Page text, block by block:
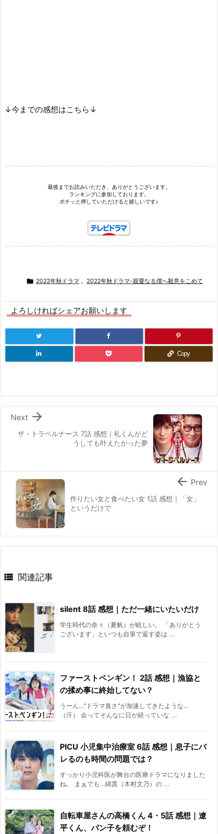
↓今までの感想はこちら↓
最後までお読みいただき、ありがとうございます。
ランキングに参加しております。
ポチッと押していただけると嬉しいです♪
 2022年秋ドラマ , 2022年秋ドラマ-親愛なる僕へ殺意をこめて
よろしければシェアお願いします
Copy
ザ・トラベルナース 7話 感想｜礼くんがど
うしても叶えたかった夢

Next
作りたい女と食べたい女 1話 感想｜「女」
というだけで
 Prev
 関連記事
silent 8話 感想｜ただ一緒にいたいだけ
学生時代の奈々（夏帆）が眩しい。 「ありがとう
ございます」といつも自筆で返す姿は ...
ファーストペンギン！ 2話 感想｜漁協と
の揉め事に終始してない？
うーん…"ドラマ臭さ"が加速してきたような…
（汗） 会ってそんなに日が経っていな ...
PICU 小児集中治療室 6話 感想｜息子にバ
レるのも時間の問題では？
すっかり小児科医が舞台の医療ドラマになりました
ね。 まぁでも…綿貫（木村文乃）の ...
自転車屋さんの高橋くん 4・5話 感想｜遼
平くん、パン子を頼むぞ！